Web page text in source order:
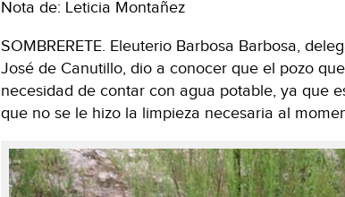
Nota de: Leticia Montañez
SOMBRERETE. Eleuterio Barbosa Barbosa,
José de Canutillo, dio a conocer que el pozo
necesidad de contar con agua potable, ya que
que no se le hizo la limpieza necesaria al